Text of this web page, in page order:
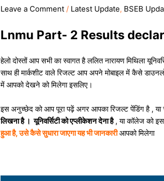
Leave a Comment / Latest Update, BSEB
Lnmu Part- 2 Results
हेलो दोस्तों आप सभी का स्वागत है ललित नारायण मिथिला
साथ ही मार्कशीट वाले रिजल्ट आप अपने मोबाइल में कैसे
में आपको देखने को मिलेगा इसलिए।
इस अनुच्छेद को आप पूरा पढ़ें अगर आपका रिजल्ट पेंडिंग है , या
लिखना है । यूनिवर्सिटी को एप्लीकेशन देना है, या कॉलेज को
हुआ है, उसे कैसे सुधारा जाएगा यह भी जानकारीआपको मिलेगा